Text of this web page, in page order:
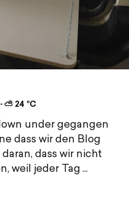
24 °C
under gegangen
dass wir den Blog
dass wir nicht
weil jeder Tag